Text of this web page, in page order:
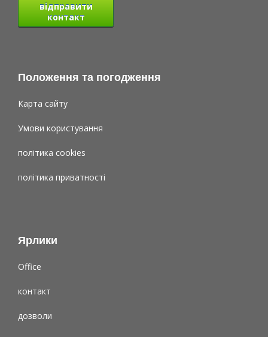
відправити
контакт
Положення та погодження
Карта сайту
Умови користування
політика cookies
політика приватності
Ярлики
Office
контакт
дозволи